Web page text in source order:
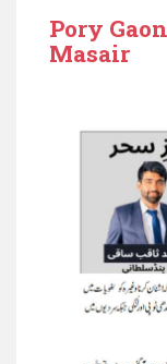
Pory
Masair